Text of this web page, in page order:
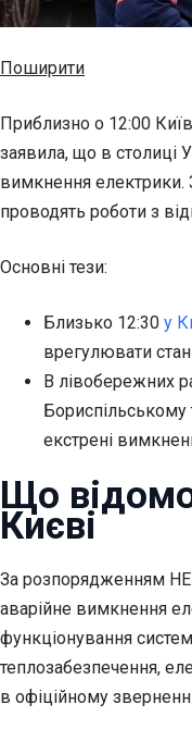
Поширити
Приблизно о 12:00
заявила, що в столиці
вимкнення електрики.
проводять роботи з
Основні тези:
Близько 12:30 у
врегулювати
В лівобережних
екстрені
Що
Києві
За розпорядженням
аварійне вимкнення
функціонування
теплозабезпечення,
в офіційному